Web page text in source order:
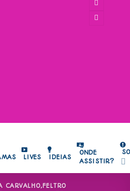
LIVES IDEIAS
ONDE
ASSISTIR?
CARVALHO,FELTRO